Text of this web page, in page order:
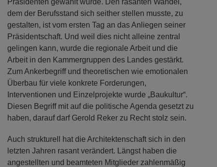
dem der Berufsstand sich seither stellen musste, zu
gestalten, ist vom ersten Tag an das Anliegen seiner
Präsidentschaft. Und weil dies nicht alleine zentral
gelingen kann, wurde die regionale Arbeit und die
Arbeit in den Kammergruppen des Landes gestärkt.
Zum Ankerbegriff und theoretischen wie emotionalen
Überbau für viele konkrete Forderungen,
Interventionen und Einzelprojekte wurde „Baukultur“.
Diesen Begriff mit auf die politische Agenda gesetzt zu
haben, darauf darf Gerold Reker zu Recht stolz sein.
Auch strukturell hat die Architektenschaft sich in den
letzten Jahren rasant verändert. Längst haben die
angestellten und beamteten Mitglieder zahlenmäßig